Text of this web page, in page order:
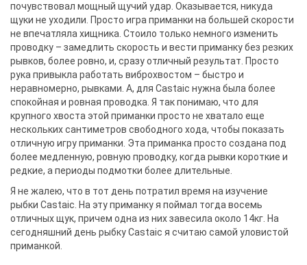
почувствовал мощный щучий удар. Оказывается, никуда
щуки не уходили. Просто игра приманки на большей скорости
не впечатляла хищника. Стоило только немного изменить
проводку – замедлить скорость и вести приманку без резких
рывков, более ровно, и, сразу отличный результат. Просто
рука привыкла работать виброхвостом – быстро и
неравномерно, рывками. А, для Castaic нужна была более
спокойная и ровная проводка. Я так понимаю, что для
крупного хвоста этой приманки просто не хватало еще
нескольких сантиметров свободного хода, чтобы показать
отличную игру приманки. Эта приманка просто создана под
более медленную, ровную проводку, когда рывки короткие и
редкие, а периоды подмотки более длительные.
Я не жалею, что в тот день потратил время на изучение
рыбки Castaic. На эту приманку я поймал тогда восемь
отличных щук, причем одна из них завесила около 14кг. На
сегодняшний день рыбку Castaic я считаю самой уловистой
приманкой.